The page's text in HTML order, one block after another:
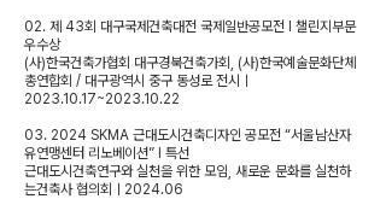
02. 제 43회 대구국제건축대전 국제일반공모전 l 챌린지부문
우수상
(사)한국건축가협회 대구경북건축가회, (사)한국예술문화단체
총연합회 / 대구광역시 중구 동성로 전시ㅣ
2023.10.17~2023.10.22
03. 2024 SKMA 근대도시건축디자인 공모전 “서울남산자
유연맹센터 리노베이션” l 특선
근대도시건축연구와 실천을 위한 모임, 새로운 문화를 실천하
는건축사 협의회ㅣ2024.06